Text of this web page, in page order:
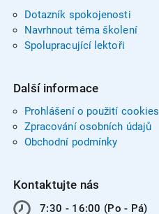
Dotazník spokojenosti
Navrhnout téma školení
Spolupracující lektoři
Další informace
Prohlášení o použití cookies
Zpracování osobních údajů
Obchodní podmínky
Kontaktujte nás
7:30 - 16:00 (Po - Pá)